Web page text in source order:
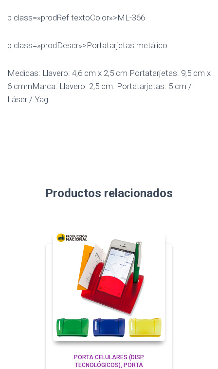
p class=»prodRef textoColor»>ML-366
p class=»prodDescr»>Portatarjetas metálico
Medidas: Llavero: 4,6 cm x 2,5 cm Portatarjetas: 9,5 cm x
6 cmrnMarca: Llavero: 2,5 cm. Portatarjetas: 5 cm /
Láser / Yag
Productos relacionados
PORTA CELULARES (DISP.
TECNOLÓGICOS)
PORTA